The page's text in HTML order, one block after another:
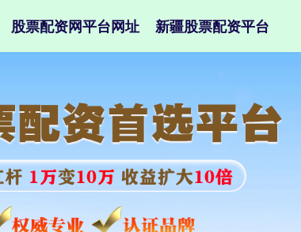
股票配资网平台网址 新疆股票配资平台